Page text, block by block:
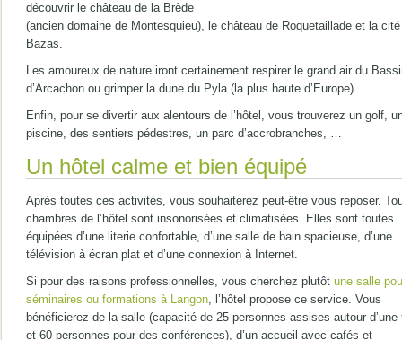
découvrir le château de la Brède
(ancien domaine de Montesquieu), le château de Roquetaillade et la
Bazas.
Les amoureux de nature iront certainement respirer le grand air du
d’Arcachon ou grimper la dune du Pyla (la plus haute d’Europe).
Enfin, pour se divertir aux alentours de l’hôtel, vous trouverez un golf,
piscine, des sentiers pédestres, un parc d’accrobranches, …
Un hôtel calme et bien équipé
Après toutes ces activités, vous souhaiterez peut-être vous reposer.
chambres de l’hôtel sont insonorisées et climatisées. Elles sont toutes
équipées d’une literie confortable, d’une salle de bain spacieuse, d’une
télévision à écran plat et d’une connexion à Internet.
Si pour des raisons professionnelles, vous cherchez plutôt une salle
séminaires ou formations à Langon, l’hôtel propose ce service. Vous
bénéficierez de la salle (capacité de 25 personnes assises autour d’une
et 60 personnes pour des conférences), d’un accueil avec cafés et